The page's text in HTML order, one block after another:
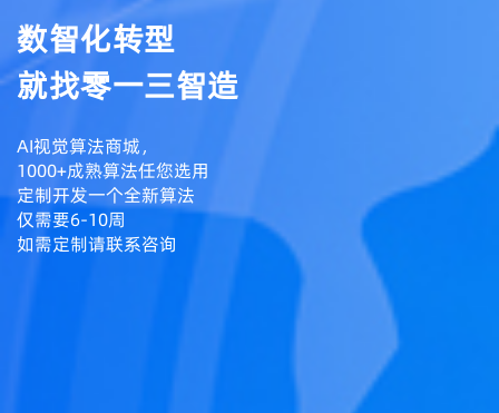
数智化转型
就找零一三智造
AI视觉算法商城，
1000+成熟算法任您选用
定制开发一个全新算法
仅需要6-10周
如需定制请联系咨询